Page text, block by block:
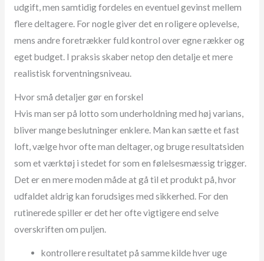
udgift, men samtidig fordeles en eventuel gevinst mellem
flere deltagere. For nogle giver det en roligere oplevelse,
mens andre foretrækker fuld kontrol over egne rækker og
eget budget. I praksis skaber netop den detalje et mere
realistisk forventningsniveau.
Hvor små detaljer gør en forskel
Hvis man ser på lotto som underholdning med høj varians,
bliver mange beslutninger enklere. Man kan sætte et fast
loft, vælge hvor ofte man deltager, og bruge resultatsiden
som et værktøj i stedet for som en følelsesmæssig trigger.
Det er en mere moden måde at gå til et produkt på, hvor
udfaldet aldrig kan forudsiges med sikkerhed. For den
rutinerede spiller er det her ofte vigtigere end selve
overskriften om puljen.
kontrollere resultatet på samme kilde hver uge